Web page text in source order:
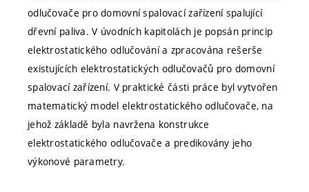
odlučovače pro domovní spalovací zařízení spalující
dřevní paliva. V úvodních kapitolách je popsán princip
elektrostatického odlučování a zpracována rešerše
existujících elektrostatických odlučovačů pro domovní
spalovací zařízení. V praktické části práce byl vytvořen
matematický model elektrostatického odlučovače, na
jehož základě byla navržena konstrukce
elektrostatického odlučovače a predikovány jeho
výkonové parametry.